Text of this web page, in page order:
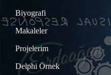
Biyografi
Makaleler
Projelerim
Delphi Örnek